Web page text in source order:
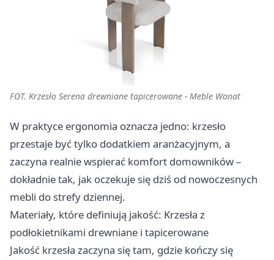
FOT. Krzesło Serena drewniane tapicerowane - Meble Wanat
W praktyce ergonomia oznacza jedno: krzesło
przestaje być tylko dodatkiem aranżacyjnym, a
zaczyna realnie wspierać komfort domowników –
dokładnie tak, jak oczekuje się dziś od nowoczesnych
mebli do strefy dziennej.
Materiały, które definiują jakość: Krzesła z
podłokietnikami drewniane i tapicerowane
Jakość krzesła zaczyna się tam, gdzie kończy się